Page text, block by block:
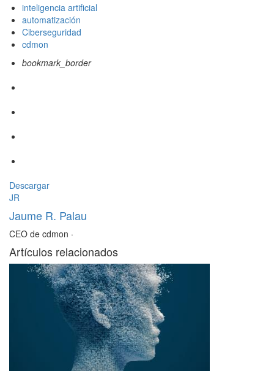
inteligencia artificial
automatización
Ciberseguridad
cdmon
bookmark_border
Descargar
JR
Jaume R. Palau
CEO de cdmon ·
Artículos relacionados